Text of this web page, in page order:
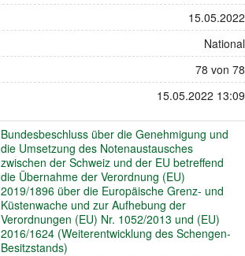
15.05.2022
National
78 von 78
15.05.2022 13:09
Bundesbeschluss über die Genehmigung und
die Umsetzung des Notenaustausches
zwischen der Schweiz und der EU betreffend
die Übernahme der Verordnung (EU)
2019/1896 über die Europäische Grenz- und
Küstenwache und zur Aufhebung der
Verordnungen (EU) Nr. 1052/2013 und (EU)
2016/1624 (Weiterentwicklung des Schengen-
Besitzstands)